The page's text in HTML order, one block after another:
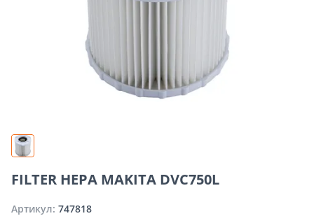
FILTER HEPA MAKITA DVC750L
Артикул: 747818